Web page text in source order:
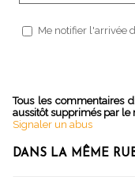
Me notifier l'arrivée
Tous les commentaires
aussitôt supprimés par le
Signaler un abus
DANS LA MÊME